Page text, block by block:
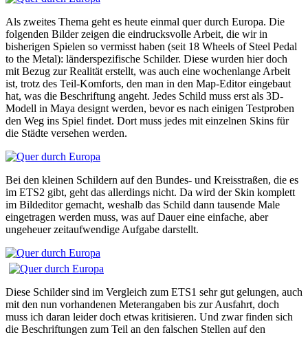
Als zweites Thema geht es heute einmal quer durch Europa. Die
folgenden Bilder zeigen die eindrucksvolle Arbeit, die wir in
bisherigen Spielen so vermisst haben (seit 18 Wheels of Steel Pedal
to the Metal): länderspezifische Schilder. Diese wurden hier doch
mit Bezug zur Realität erstellt, was auch eine wochenlange Arbeit
ist, trotz des Teil-Komforts, den man in den Map-Editor eingebaut
hat, was die Beschriftung angeht. Jedes Schild muss erst als 3D-
Modell in Maya designt werden, bevor es nach einigen Testproben
den Weg ins Spiel findet. Dort muss jedes mit einzelnen Skins für
die Städte versehen werden.
Bei den kleinen Schildern auf den Bundes- und Kreisstraßen, die es
im ETS2 gibt, geht das allerdings nicht. Da wird der Skin komplett
im Bildeditor gemacht, weshalb das Schild dann tausende Male
eingetragen werden muss, was auf Dauer eine einfache, aber
ungeheuer zeitaufwendige Aufgabe darstellt.
Diese Schilder sind im Vergleich zum ETS1 sehr gut gelungen, auch
mit den nun vorhandenen Meterangaben bis zur Ausfahrt, doch
muss ich daran leider doch etwas kritisieren. Und zwar finden sich
die Beschriftungen zum Teil an den falschen Stellen auf den